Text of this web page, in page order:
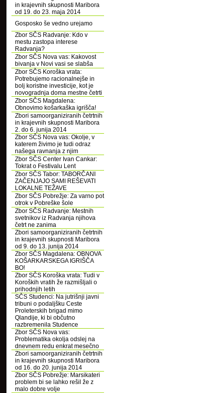
in krajevnih skupnosti Maribora
od 19. do 23. maja 2014
Gosposko še vedno urejamo
Zbor SČS Radvanje: Kdo v
mestu zastopa interese
Radvanja?
Zbor SČS Nova vas: Kakovost
bivanja v Novi vasi se slabša
Zbor SČS Koroška vrata:
Potrebujemo racionalnejše in
bolj koristne investicije, kot je
novogradnja doma mestne četrti
Zbor SČS Magdalena:
Obnovimo košarkaška igrišča!
Zbori samoorganiziranih četrtnih
in krajevnih skupnosti Maribora
2. do 6. junija 2014
Zbor SČS Nova vas: Okolje, v
katerem živimo je tudi odraz
našega ravnanja z njim
Zbor SČS Center Ivan Cankar:
Tokrat o Festivalu Lent
Zbor SČS Tabor: TABORČANI
ZAČENJAJO SAMI REŠEVATI
LOKALNE TEŽAVE
Zbor SČS Pobrežje: Za varno pot
otrok v Pobreške šole
Zbor SČS Radvanje: Mestnih
svetnikov iz Radvanja njihova
četrt ne zanima
Zbori samoorganiziranih četrtnih
in krajevnih skupnosti Maribora
od 9. do 13. junija 2014
Zbor SČS Magdalena: OBNOVA
KOŠARKARSKEGA IGRIŠČA
BO!
Zbor SČS Koroška vrata: Tudi v
Koroških vratih že razmišljali o
prihodnjih letih
SČS Studenci: Na jutrišnji javni
tribuni o podaljšku Ceste
Proleterskih brigad mimo
Qlandije, ki bi občutno
razbremenila Studence
Zbor SČS Nova vas:
Problematika okolja odslej na
dnevnem redu enkrat mesečno
Zbori samoorganiziranih četrtnih
in krajevnih skupnosti Maribora
od 16. do 20. junija 2014
Zbor SČS Pobrežje: Marsikateri
problem bi se lahko rešil že z
malo dobre volje